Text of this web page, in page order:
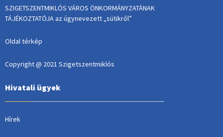
SZIGETSZENTMIKLÓS VÁROS ÖNKORMÁNYZATÁNAK
TÁJÉKOZTATÓJA az úgynevezett „sütikről”
Oldal térkép
Copyright @ 2021 Szigetszentmiklós
Hivatali ügyek
Hírek